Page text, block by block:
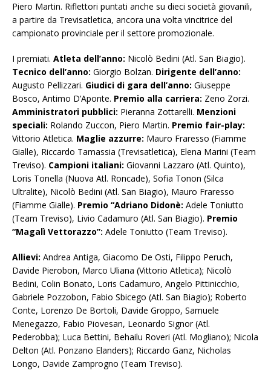
Piero Martin. Riflettori puntati anche su dieci società giovanili,
a partire da Trevisatletica, ancora una volta vincitrice del
campionato provinciale per il settore promozionale.
I premiati. Atleta dell’anno: Nicolò Bedini (Atl. San Biagio).
Tecnico dell’anno: Giorgio Bolzan. Dirigente dell’anno:
Augusto Pellizzari. Giudici di gara dell’anno: Giuseppe
Bosco, Antimo D’Aponte. Premio alla carriera: Zeno Zorzi.
Amministratori pubblici: Pieranna Zottarelli. Menzioni
speciali: Rolando Zuccon, Piero Martin. Premio fair-play:
Vittorio Atletica. Maglie azzurre: Mauro Fraresso (Fiamme
Gialle), Riccardo Tamassia (Trevisatletica), Elena Marini (Team
Treviso). Campioni italiani: Giovanni Lazzaro (Atl. Quinto),
Loris Tonella (Nuova Atl. Roncade), Sofia Tonon (Silca
Ultralite), Nicolò Bedini (Atl. San Biagio), Mauro Fraresso
(Fiamme Gialle). Premio “Adriano Didonè: Adele Toniutto
(Team Treviso), Livio Cadamuro (Atl. San Biagio). Premio
“Magalì Vettorazzo”: Adele Toniutto (Team Treviso).
Allievi: Andrea Antiga, Giacomo De Osti, Filippo Peruch,
Davide Pierobon, Marco Uliana (Vittorio Atletica); Nicolò
Bedini, Colin Bonato, Loris Cadamuro, Angelo Pittinicchio,
Gabriele Pozzobon, Fabio Sbicego (Atl. San Biagio); Roberto
Conte, Lorenzo De Bortoli, Davide Groppo, Samuele
Menegazzo, Fabio Piovesan, Leonardo Signor (Atl.
Pederobba); Luca Bettini, Behailu Roveri (Atl. Mogliano); Nicola
Delton (Atl. Ponzano Elanders); Riccardo Ganz, Nicholas
Longo, Davide Zamprogno (Team Treviso).